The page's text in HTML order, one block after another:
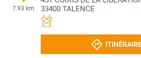
7.93 km
33400 TALENCE